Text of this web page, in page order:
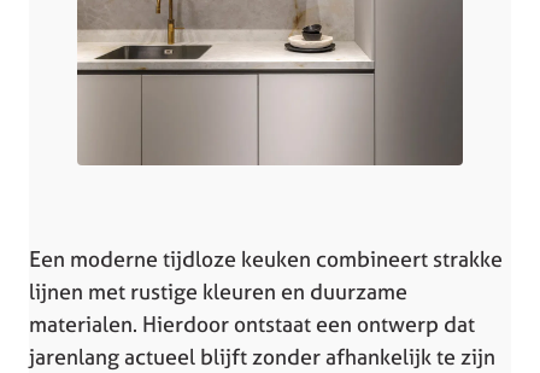
Een moderne tijdloze keuken combineert strakke
lijnen met rustige kleuren en duurzame
materialen. Hierdoor ontstaat een ontwerp dat
jarenlang actueel blijft zonder afhankelijk te zijn